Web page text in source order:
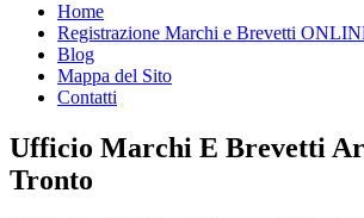
Home
Registrazione Marchi e Brevetti
Blog
Mappa del Sito
Contatti
Ufficio Marchi E Brevetti
Tronto